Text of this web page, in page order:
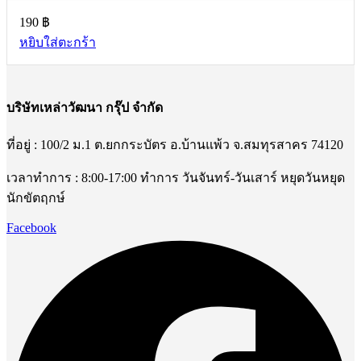
190 ฿
หยิบใส่ตะกร้า
บริษัทเหล่าวัฒนา กรุ๊ป จำกัด
ที่อยู่ : 100/2 ม.1 ต.ยกกระบัตร อ.บ้านแพ้ว จ.สมทุรสาคร 74120
เวลาทำการ : 8:00-17:00 ทำการ วันจันทร์-วันเสาร์ หยุดวันหยุด
นักขัตฤกษ์
Facebook